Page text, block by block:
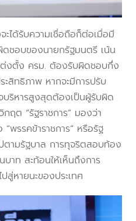
ะได้รับความเชื่อถือก็ต่อเมื่อมี
ชอบของนายกรัฐมนตรี เน้น
ต่งตั้ง ครม. ต้องรับผิดชอบกึ่ง
สิทธิภาพ หากจะมีการปรับ
บริหารสูงสุดต้องเป็นผู้รับผิด
ฤต “รัฐราชการ” มองว่า
พรรคข้าราชการ” หรือรัฐ
ตามรัฐบาล การทุจริตสอบท้อง
าท สะท้อนให้เห็นถึงการ
สู่หายนะของประเทศ